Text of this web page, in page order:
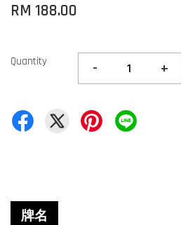
RM 188.00
Quantity - +
牌名